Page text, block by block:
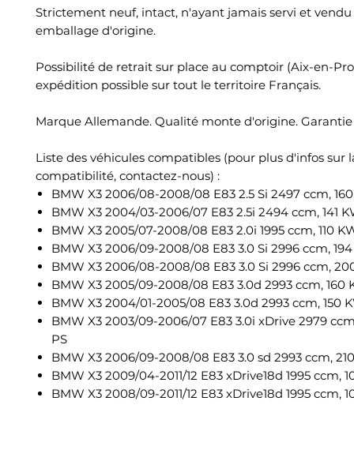
Strictement neuf, intact, n'ayant jamais servi et vendu
emballage d'origine.
Possibilité de retrait sur place au comptoir (Aix-en-
expédition possible sur tout le territoire Français.
Marque Allemande. Qualité monte d'origine. Garantie
Liste des véhicules compatibles (pour plus d'infos sur
compatibilité, contactez-nous) :
BMW X3 2006/08-2008/08 E83 2.5 Si 2497 ccm, 160
BMW X3 2004/03-2006/07 E83 2.5i 2494 ccm, 141
BMW X3 2005/07-2008/08 E83 2.0i 1995 ccm, 110
BMW X3 2006/09-2008/08 E83 3.0 Si 2996 ccm,
BMW X3 2006/08-2008/08 E83 3.0 Si 2996 ccm,
BMW X3 2005/09-2008/08 E83 3.0d 2993 ccm, 160
BMW X3 2004/01-2005/08 E83 3.0d 2993 ccm, 150
BMW X3 2003/09-2006/07 E83 3.0i xDrive 2979
PS
BMW X3 2006/09-2008/08 E83 3.0 sd 2993 ccm,
BMW X3 2009/04-2011/12 E83 xDrive18d 1995 ccm,
BMW X3 2008/09-2011/12 E83 xDrive18d 1995 ccm,